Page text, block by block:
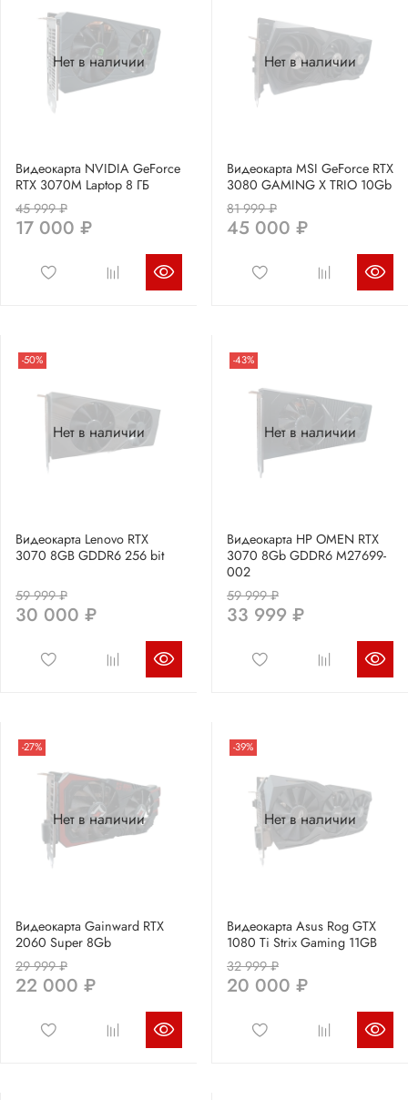
Нет в наличии
Видеокарта NVIDIA GeForce
RTX 3070M Laptop 8 ГБ
45 999 ₽
17 000 ₽
Нет в наличии
Видеокарта MSI GeForce RTX
3080 GAMING X TRIO 10Gb
81 999 ₽
45 000 ₽
Нет в наличии
-50%
Видеокарта Lenovo RTX
3070 8GB GDDR6 256 bit
59 999 ₽
30 000 ₽
Нет в наличии
-43%
Видеокарта HP OMEN RTX
3070 8Gb GDDR6 M27699-
002
59 999 ₽
33 999 ₽
Нет в наличии
-27%
Видеокарта Gainward RTX
2060 Super 8Gb
29 999 ₽
22 000 ₽
Нет в наличии
-39%
Видеокарта Asus Rog GTX
1080 Ti Strix Gaming 11GB
32 999 ₽
20 000 ₽